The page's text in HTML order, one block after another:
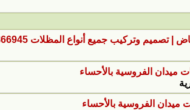
وتركيب جميع أنواع المظلات 0563866945
ميدان الفروسية بالأحساء
ميدان الفروسية بالأحساء